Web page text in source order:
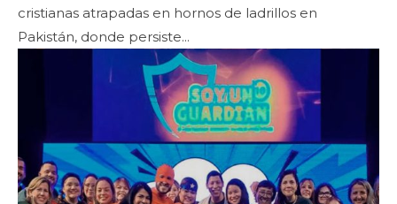
cristianas atrapadas en hornos de ladrillos en
Pakistán, donde persiste...